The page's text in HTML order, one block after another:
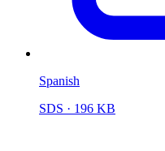
Spanish
SDS · 196 KB